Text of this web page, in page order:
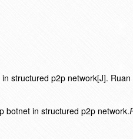
structured p2p network[J]. Ruan
botnet in structured p2p network.